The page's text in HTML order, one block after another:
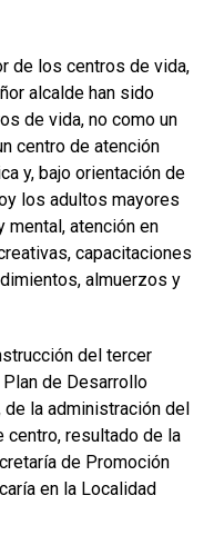
de los centros de vida,
alcalde han sido
de vida, no como un
centro de atención
y, bajo orientación de
los adultos mayores
mental, atención en
capacitaciones
almuerzos y
del tercer
de Desarrollo
la administración del
centro, resultado de la
de Promoción
en la Localidad